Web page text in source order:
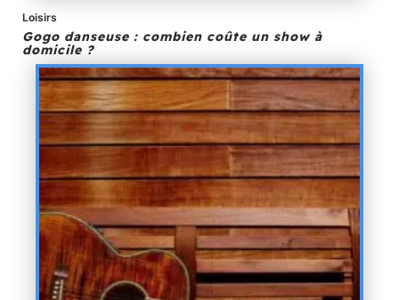
Loisirs
Gogo danseuse : combien coûte un show à
domicile ?